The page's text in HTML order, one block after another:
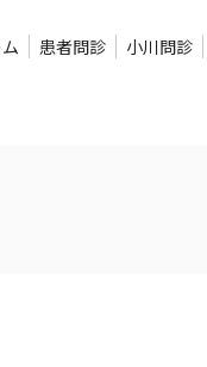
患者問診 小川問診